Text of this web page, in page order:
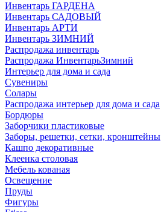
Инвентарь ГАРДЕНА
Инвентарь САДОВЫЙ
Инвентарь АРТИ
Инвентарь ЗИМНИЙ
Распродажа инвентарь
Распродажа ИнвентарьЗимний
Интерьер для дома и сада
Сувениры
Солары
Распродажа интерьер для дома и сада
Бордюры
Заборчики пластиковые
Заборы, решетки, сетки, кронштейны
Кашпо декоративные
Клеенка столовая
Мебель кованая
Освещение
Пруды
Фигуры